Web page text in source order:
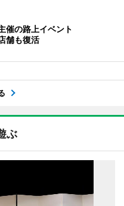
催の路上イベント
舗も復活
ぶ